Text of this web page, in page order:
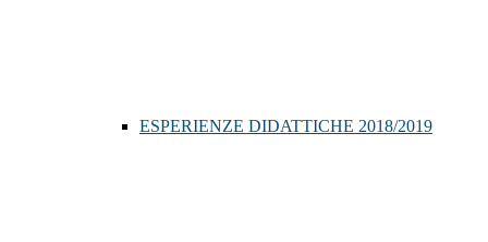
ESPERIENZE DIDATTICHE 2018/2019